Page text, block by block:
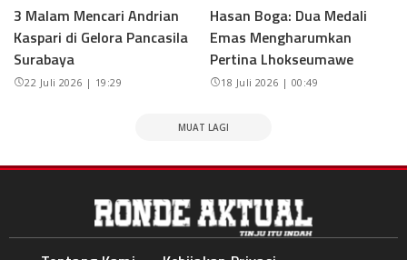
3 Malam Mencari Andrian
Kaspari di Gelora Pancasila
Surabaya
22 Juli 2026 | 19:29
Hasan Boga: Dua Medali
Emas Mengharumkan
Pertina Lhokseumawe
18 Juli 2026 | 00:49
MUAT LAGI